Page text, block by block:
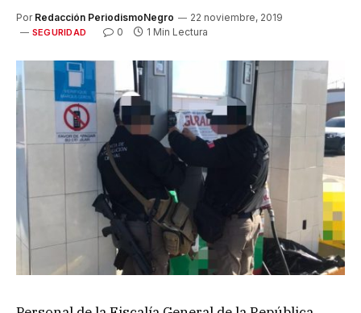
Por Redacción PeriodismoNegro 22 noviembre, 2019
SEGURIDAD 0 1 Min Lectura